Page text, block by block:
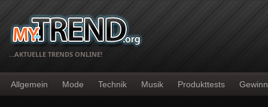
…AKTUELLE TRENDS ONLINE!
Allgemein Mode Technik Musik Produkttests